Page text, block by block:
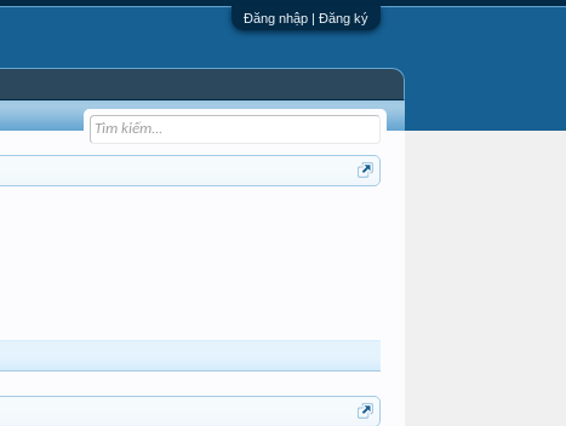
Đăng nhập | Đăng ký